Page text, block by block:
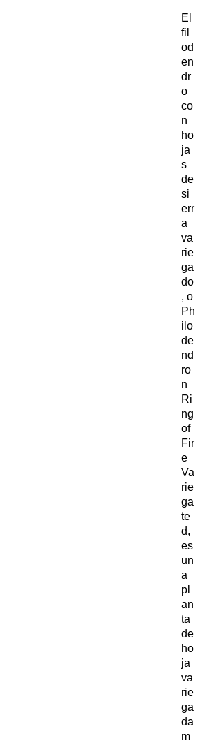
El
fil
od
en
dr
o
co
n
ho
ja
s
de
si
err
a
va
rie
ga
do
, o
Ph
ilo
de
nd
ro
n
Ri
ng
of
Fir
e
Va
rie
ga
te
d,
es
un
a
pl
an
ta
de
ho
ja
va
rie
ga
da
m